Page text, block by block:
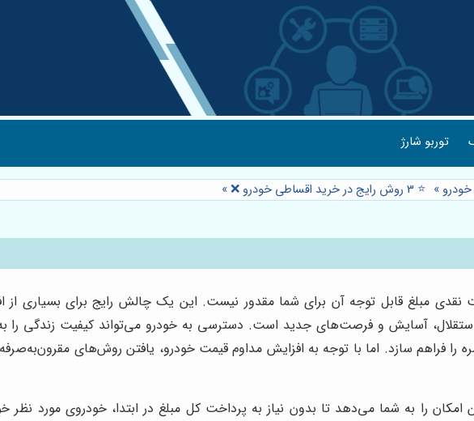
توربو شارژ
» ⭐️ 3 روش رایج در خرید اقساطی خودرو ❌ »
نقدی مبلغ قابل توجه آن برای شما مقدور نیست. این یک چالش رایج برای بسیاری
استقلال، آسایش و فرصت‌های جدید است. دسترسی به خودرو می‌تواند کیفیت زندگی را
را فراهم سازد. اما با توجه به افزایش مداوم قیمت خودرو، یافتن روش‌های
را به شما می‌دهد تا بدون نیاز به پرداخت کل مبلغ در ابتدا، خودروی مورد نظر